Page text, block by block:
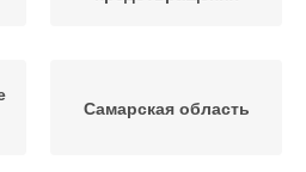
Самарская область